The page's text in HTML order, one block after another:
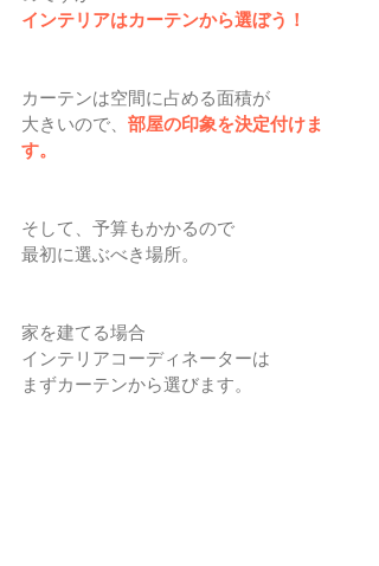
インテリアはカーテンから選ぼう！
カーテンは空間に占める面積が
大きいので、 部屋の印象を決定付けま
す。
そして、予算もかかるので
最初に選ぶべき場所。
家を建てる場合
インテリアコーディネーターは
まずカーテンから選びます。